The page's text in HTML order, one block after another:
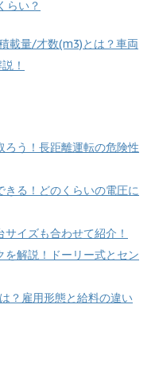
らい？
載量/才数(m3)とは？車両
！
う！長距離運転の危険性
る！どのくらいの電圧に
イズも合わせて紹介！
を解説！ドーリー式とセン
？雇用形態と給料の違い